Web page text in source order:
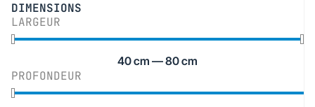
DIMENSIONS
LARGEUR
40cm —80cm
PROFONDEUR